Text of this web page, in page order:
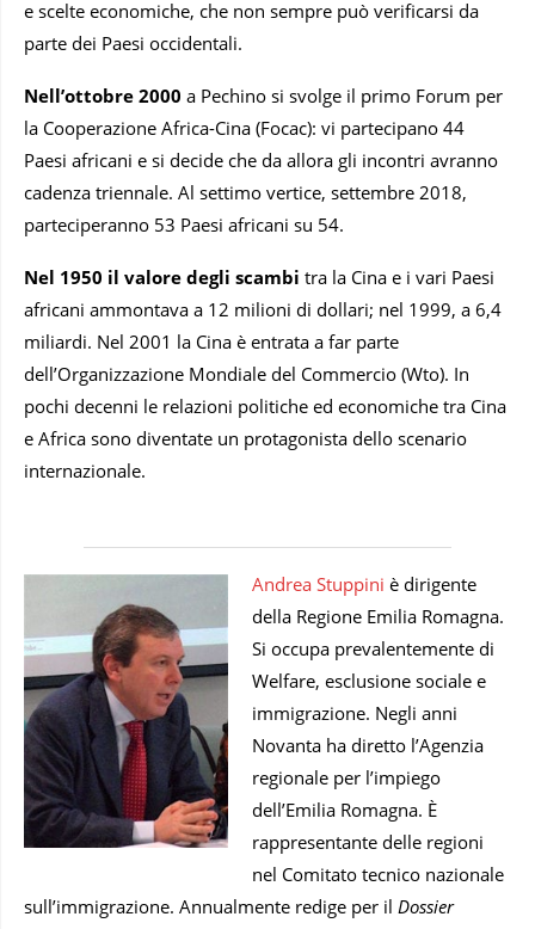
e scelte economiche, che non sempre può verificarsi da
parte dei Paesi occidentali.
Nell’ottobre 2000 a Pechino si svolge il primo Forum per
la Cooperazione Africa-Cina (Focac): vi partecipano 44
Paesi africani e si decide che da allora gli incontri avranno
cadenza triennale. Al settimo vertice, settembre 2018,
parteciperanno 53 Paesi africani su 54.
Nel 1950 il valore degli scambi tra la Cina e i vari Paesi
africani ammontava a 12 milioni di dollari; nel 1999, a 6,4
miliardi. Nel 2001 la Cina è entrata a far parte
dell’Organizzazione Mondiale del Commercio (Wto). In
pochi decenni le relazioni politiche ed economiche tra Cina
e Africa sono diventate un protagonista dello scenario
internazionale.
Andrea Stuppini è dirigente
della Regione Emilia Romagna.
Si occupa prevalentemente di
Welfare, esclusione sociale e
immigrazione. Negli anni
Novanta ha diretto l’Agenzia
regionale per l’impiego
dell’Emilia Romagna. È
rappresentante delle regioni
nel Comitato tecnico nazionale
sull’immigrazione. Annualmente redige per il Dossier